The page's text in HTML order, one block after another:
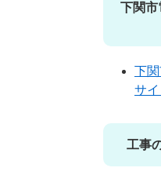
下関市
下
サイ
工事